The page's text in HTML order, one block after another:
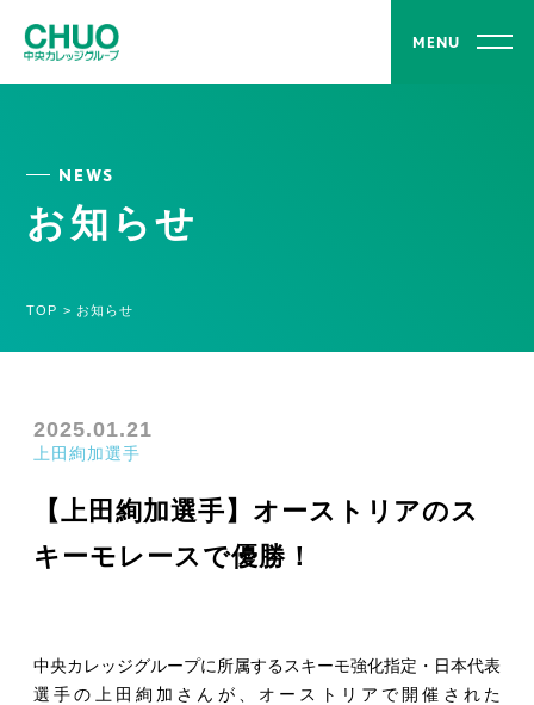
MENU
NEWS
お知らせ
TOP > お知らせ
2025.01.21
上田絢加選手
【上田絢加選手】オーストリアのス
キーモレースで優勝！
中央カレッジグループに所属するスキーモ強化指定・日本代表
選手の上田絢加さんが、オーストリアで開催された